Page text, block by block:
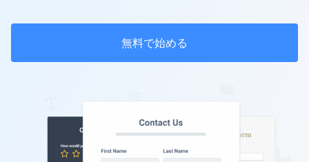
無料で始める